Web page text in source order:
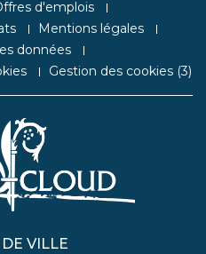
d'emplois
Mentions légales
données
Gestion des cookies (3)
VILLE